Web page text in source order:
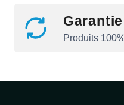
Produits